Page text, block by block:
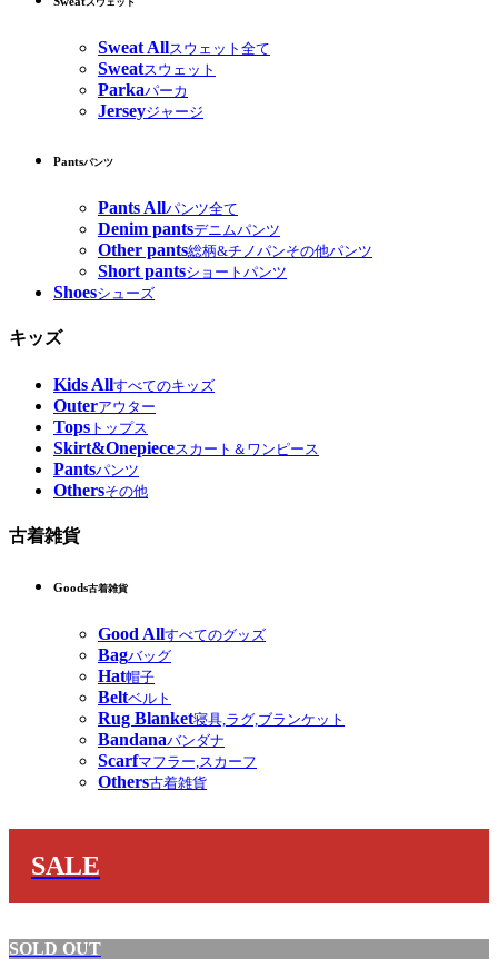
スウェット
Sweat Allスウェット全て
Sweatスウェット
Parkaパーカ
Jerseyジャージ
Pantsパンツ
Pants Allパンツ全て
Denim pantsデニムパンツ
Other pants総柄&チノパンその他パンツ
Short pantsショートパンツ
Shoesシューズ
キッズ
Kids Allすべてのキッズ
Outerアウター
Tops トップス
Skirt&Onepieceスカート＆ワンピース
Pantsパンツ
Othersその他
古着雑貨
Goods古着雑貨
Good Allすべてのグッズ
Bagバッグ
Hat帽子
Beltベルト
Rug Blanket寝具,ラグ,ブランケット
Bandanaバンダナ
Scarfマフラー,スカーフ
Others古着雑貨
SALE
SOLD OUT